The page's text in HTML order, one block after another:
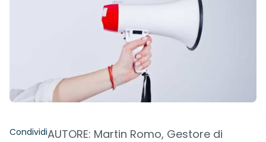
CondividiAUTORE: Martin Romo, Gestore di